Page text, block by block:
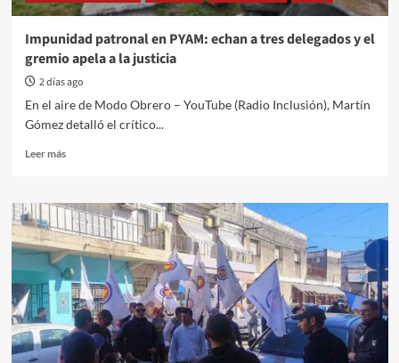
Impunidad patronal en PYAM: echan a tres delegados y el
gremio apela a la justicia
2 días ago
En el aire de Modo Obrero – YouTube (Radio Inclusión), Martín
Gómez detalló el crítico...
Leer másRead
Impunidad
patronal
en
PYAM:
echan
tres
delegados
y